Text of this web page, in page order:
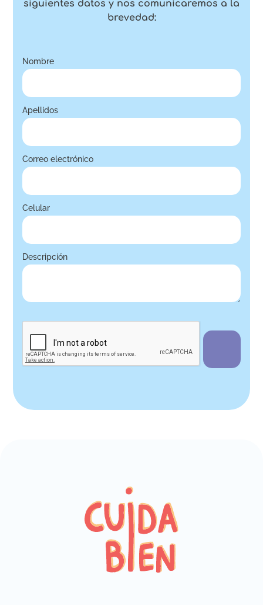
siguientes datos y nos comunicaremos a la
brevedad:
Nombre
Apellidos
Correo electrónico
Celular
Descripción